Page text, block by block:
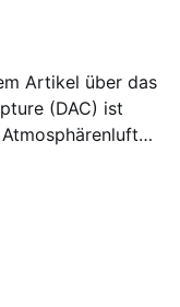
Artikel über das
(DAC) ist
nicht für höher